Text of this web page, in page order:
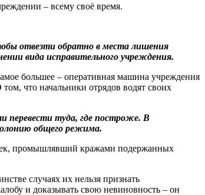
– всему своё время.
отвезти обратно в места лишения
вида исправительного учреждения.
большее – оперативная машина учреждения
что начальники отрядов водят своих
перевести туда, где построже. В
общего режима.
промышлявший кражами подержанных
случаях их нельзя признать
и доказывать свою невиновность – он